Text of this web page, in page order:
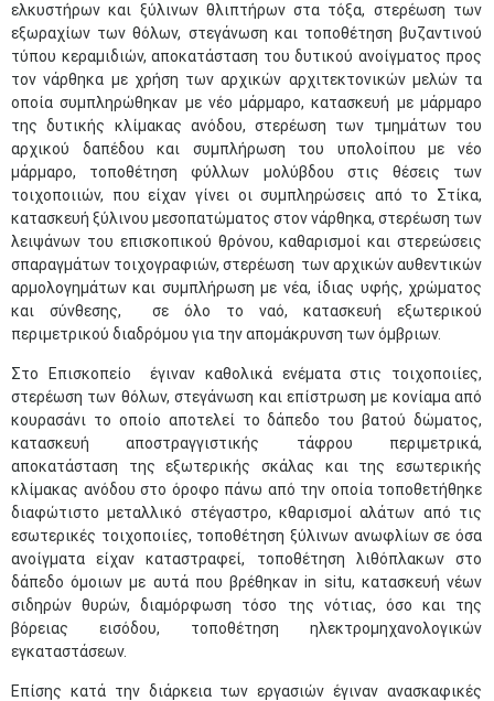
ελκυστήρων και ξύλινων θλιπτήρων στα τόξα, στερέωση των
εξωραχίων των θόλων, στεγάνωση και τοποθέτηση βυζαντινού
τύπου κεραμιδιών, αποκατάσταση του δυτικού ανοίγματος προς
τον νάρθηκα με χρήση των αρχικών αρχιτεκτονικών μελών τα
οποία συμπληρώθηκαν με νέο μάρμαρο, κατασκευή με μάρμαρο
της δυτικής κλίμακας ανόδου, στερέωση των τμημάτων του
αρχικού δαπέδου και συμπλήρωση του υπολοίπου με νέο
μάρμαρο, τοποθέτηση φύλλων μολύβδου στις θέσεις των
τοιχοποιιών, που είχαν γίνει οι συμπληρώσεις από το Στίκα,
κατασκευή ξύλινου μεσοπατώματος στον νάρθηκα, στερέωση των
λειψάνων του επισκοπικού θρόνου, καθαρισμοί και στερεώσεις
σπαραγμάτων τοιχογραφιών, στερέωση των αρχικών αυθεντικών
αρμολογημάτων και συμπλήρωση με νέα, ίδιας υφής, χρώματος
και σύνθεσης, σε όλο το ναό, κατασκευή εξωτερικού
περιμετρικού διαδρόμου για την απομάκρυνση των όμβριων.
Στο Επισκοπείο έγιναν καθολικά ενέματα στις τοιχοποιίες,
στερέωση των θόλων, στεγάνωση και επίστρωση με κονίαμα από
κουρασάνι το οποίο αποτελεί το δάπεδο του βατού δώματος,
κατασκευή αποστραγγιστικής τάφρου περιμετρικά,
αποκατάσταση της εξωτερικής σκάλας και της εσωτερικής
κλίμακας ανόδου στο όροφο πάνω από την οποία τοποθετήθηκε
διαφώτιστο μεταλλικό στέγαστρο, κθαρισμοί αλάτων από τις
εσωτερικές τοιχοποιίες, τοποθέτηση ξύλινων ανωφλίων σε όσα
ανοίγματα είχαν καταστραφεί, τοποθέτηση λιθόπλακων στο
δάπεδο όμοιων με αυτά που βρέθηκαν in situ, κατασκευή νέων
σιδηρών θυρών, διαμόρφωση τόσο της νότιας, όσο και της
βόρειας εισόδου, τοποθέτηση ηλεκτρομηχανολογικών
εγκαταστάσεων.
Επίσης κατά την διάρκεια των εργασιών έγιναν ανασκαφικές